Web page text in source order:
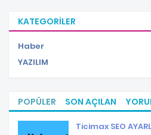
KATEGORILER
Haber
YAZILIM
POPÜLER SON AÇILAN
Ticimax SEO